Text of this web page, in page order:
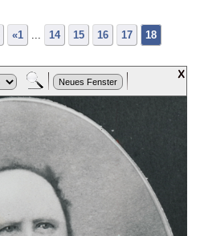
«1 ... 14 15 16 17 18